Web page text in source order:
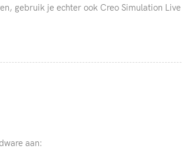
gebruik je echter ook Creo Simulation
aan: